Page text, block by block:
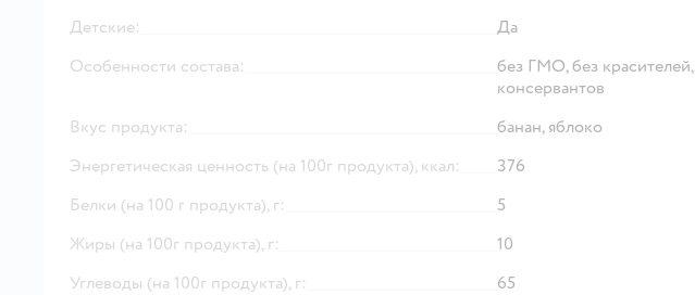
Детские:
Да
Особенности состава:
без ГМО,без красителей,
консервантов
Вкус продукта:
банан, яблоко
Энергетическая ценность (на 100г продукта), ккал:
376
Белки (на 100 г продукта), г:
5
Жиры (на 100г продукта), г:
10
Углеводы (на 100г продукта), г:
65